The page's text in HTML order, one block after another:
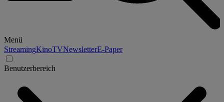
Menü
StreamingKinoTVNewsletterE-Paper
Benutzerbereich